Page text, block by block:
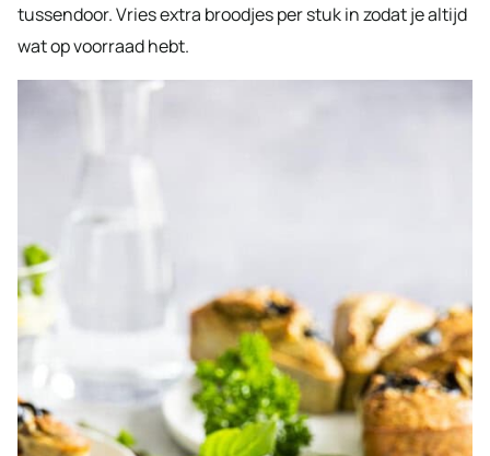
tussendoor. Vries extra broodjes per stuk in zodat je altijd
wat op voorraad hebt.